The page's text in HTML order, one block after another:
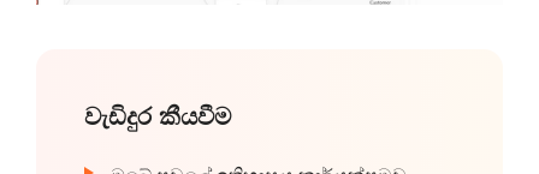
වැඩිදුර කීයවීම